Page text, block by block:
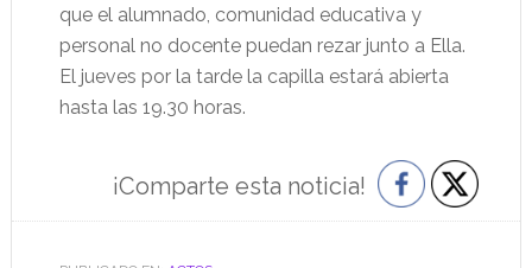
que el alumnado, comunidad educativa y
personal no docente puedan rezar junto a Ella.
El jueves por la tarde la capilla estará abierta
hasta las 19.30 horas.
¡Comparte esta noticia!